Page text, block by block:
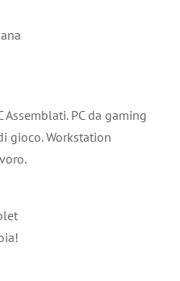
PC da gaming
gioco. Workstation